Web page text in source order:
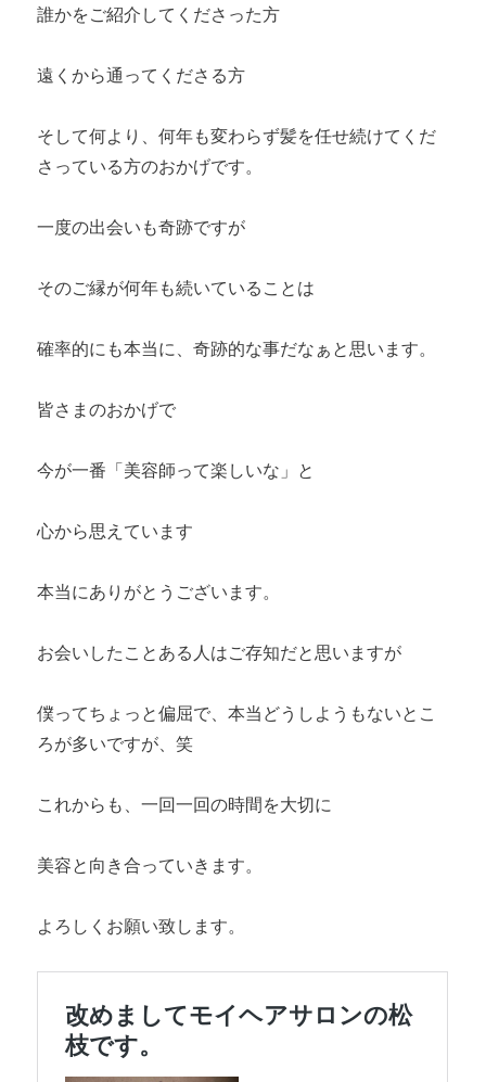
誰かをご紹介してくださった方
遠くから通ってくださる方
そして何より、何年も変わらず髪を任せ続けてくだ
さっている方のおかげです。
一度の出会いも奇跡ですが
そのご縁が何年も続いていることは
確率的にも本当に、奇跡的な事だなぁと思います。
皆さまのおかげで
今が一番「美容師って楽しいな」と
心から思えています
本当にありがとうございます。
お会いしたことある人はご存知だと思いますが
僕ってちょっと偏屈で、本当どうしようもないとこ
ろが多いですが、笑
これからも、一回一回の時間を大切に
美容と向き合っていきます。
よろしくお願い致します。